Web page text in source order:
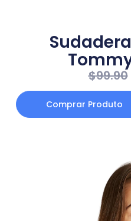
$99.90
Comprar Produto